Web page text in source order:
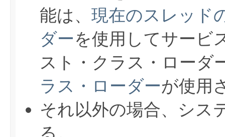
能は、 現在のスレッド
ダーを使用してサービ
スト・クラス・ローダ
ラス・ローダーが使用
それ以外の場合、シス
る。